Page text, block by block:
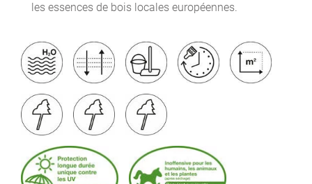
les essences de bois locales européennes.